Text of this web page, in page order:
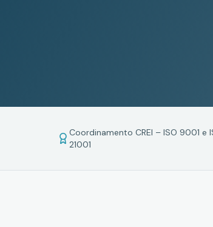
Coordinamento CREI – ISO 9001 e
21001